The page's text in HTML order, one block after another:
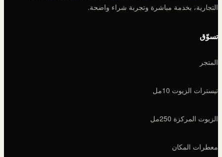
التجارية، بخدمة مباشرة وتجربة شراء واضحة.
تسوّق
المتجر
تيسترات الزيوت 10مل
الزيوت المركزة 250مل
معطرات المكان